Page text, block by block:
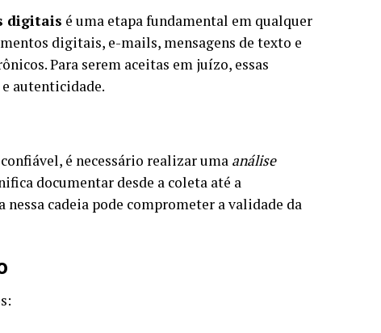
digitais é uma etapa fundamental em qualquer
digitais, e-mails, mensagens de texto e
Para serem aceitas em juízo, essas
autenticidade.
é necessário realizar uma análise
documentar desde a coleta até a
cadeia pode comprometer a validade da